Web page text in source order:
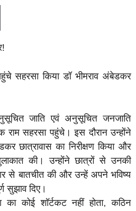
सहरसा किया डॉ भीमराव अंबेडकर
जाति एवं अनुसूचित जनजाति
राम सहरसा पहुंचे। इस दौरान उन्होंने
छात्रावास का निरीक्षण किया और
की। उन्होंने छात्रों से उनकी
से बातचीत की और उन्हें अपने भविष्य
सुझाव दिए।
कोई शॉर्टकट नहीं होता, कठिन